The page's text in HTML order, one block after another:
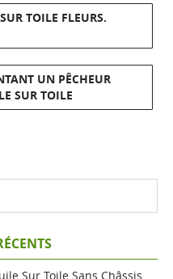
TOILE FLEURS.
UN PÊCHEUR
SUR TOILE
Sur Toile Sans Châssis